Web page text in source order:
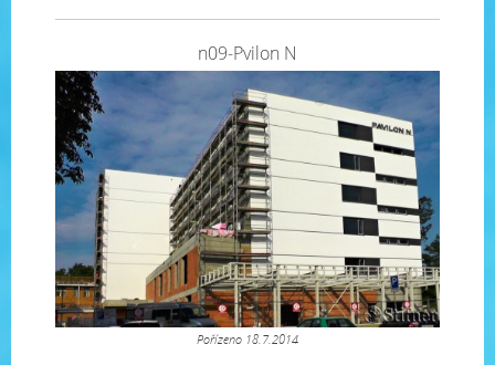
n09-Pvilon N
Pořízeno 18.7.2014